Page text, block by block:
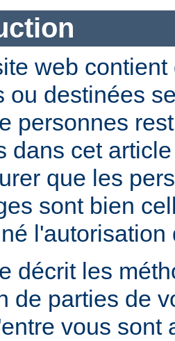
web
ou destinées
personnes
dans cet
que les
sont bien
l'autorisation
décrit les
de parties de
vous sont